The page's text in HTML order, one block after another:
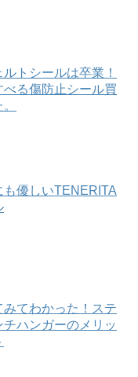
トシールは卒業！
べる傷防止シール買
も優しいTENERITA
てわかった！ステ
チハンガーのメリッ